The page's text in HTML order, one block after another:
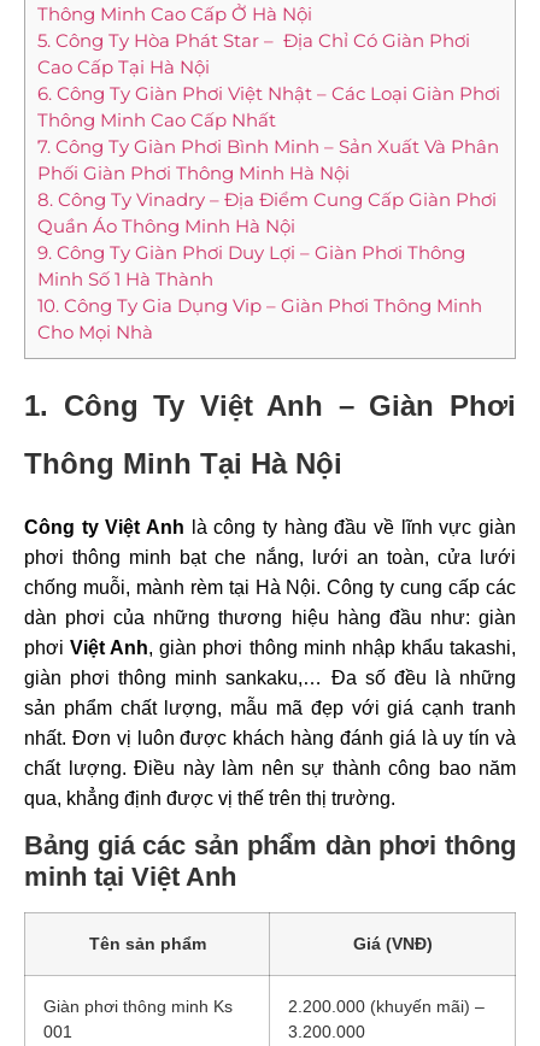
Thông Minh Cao Cấp Ở Hà Nội
5. Công Ty Hòa Phát Star – Địa Chỉ Có Giàn Phơi
Cao Cấp Tại Hà Nội
6. Công Ty Giàn Phơi Việt Nhật – Các Loại Giàn Phơi
Thông Minh Cao Cấp Nhất
7. Công Ty Giàn Phơi Bình Minh – Sản Xuất Và Phân
Phối Giàn Phơi Thông Minh Hà Nội
8. Công Ty Vinadry – Địa Điểm Cung Cấp Giàn Phơi
Quần Áo Thông Minh Hà Nội
9. Công Ty Giàn Phơi Duy Lợi – Giàn Phơi Thông
Minh Số 1 Hà Thành
10. Công Ty Gia Dụng Vip – Giàn Phơi Thông Minh
Cho Mọi Nhà
1. Công Ty Việt Anh – Giàn Phơi
Thông Minh Tại Hà Nội
Công ty Việt Anh là công ty hàng đầu về lĩnh vực giàn
phơi thông minh bạt che nắng, lưới an toàn, cửa lưới
chống muỗi, mành rèm tại Hà Nội. Công ty cung cấp các
dàn phơi của những thương hiệu hàng đầu như: giàn
phơiViệt Anh, giàn phơi thông minh nhập khẩu takashi,
giàn phơi thông minh sankaku,… Đa số đều là những
sản phẩm chất lượng, mẫu mã đẹp với giá cạnh tranh
nhất. Đơn vị luôn được khách hàng đánh giá là uy tín và
chất lượng. Điều này làm nên sự thành công bao năm
qua, khẳng định được vị thế trên thị trường.
Bảng giá các sản phẩm dàn phơi thông
minh tại Việt Anh
Tên sản phẩm Giá (VNĐ)
Giàn phơi thông minh Ks
001
2.200.000 (khuyến mãi) –
3.200.000